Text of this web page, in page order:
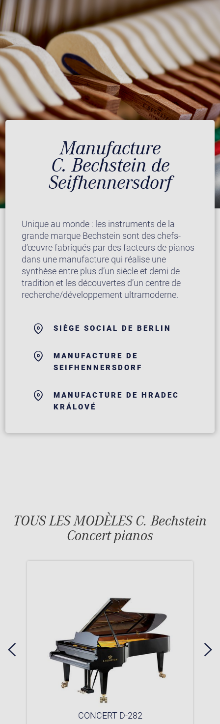
Manufacture
C. Bechstein de
Seifhennersdorf
Unique au monde : les instruments de la
grande marque Bechstein sont des chefs-
d’œuvre fabriqués par des facteurs de pianos
dans une manufacture qui réalise une
synthèse entre plus d’un siècle et demi de
tradition et les découvertes d’un centre de
recherche/développement ultramoderne.
SIÈGE SOCIAL DE BERLIN
MANUFACTURE DE
SEIFHENNERSDORF
MANUFACTURE DE HRADEC
KRÁLOVÉ
TOUS LES MODÈLES C. Bechstein
Concert pianos
CONCERT D-282